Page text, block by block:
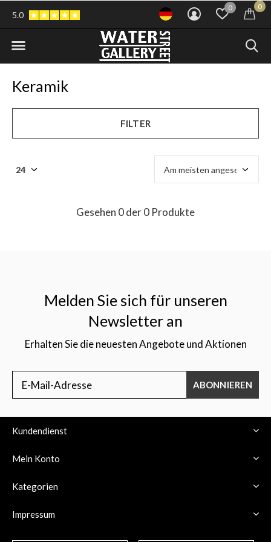
0 0
5.0
Keramik
FILTER
Gesehen 0 der 0 Produkte
Melden Sie sich für unseren
Newsletter an
Erhalten Sie die neuesten Angebote und Aktionen
ABONNIEREN
Kundendienst
Mein Konto
Kategorien
Impressum